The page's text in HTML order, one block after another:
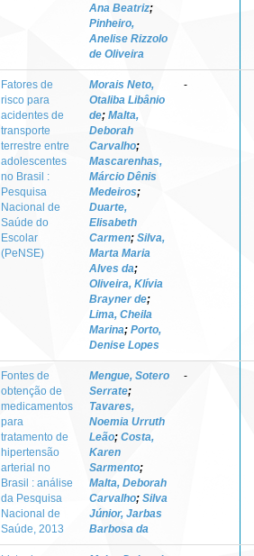
Ana Beatriz;
Pinheiro,
Anelise Rizzolo
de Oliveira
Fatores de
risco para
acidentes de
transporte
terrestre entre
adolescentes
no Brasil :
Pesquisa
Nacional de
Saúde do
Escolar
(PeNSE)
Morais Neto,
Otaliba Libânio
de; Malta,
Deborah
Carvalho;
Mascarenhas,
Márcio Dênis
Medeiros;
Duarte,
Elisabeth
Carmen; Silva,
Marta Maria
Alves da;
Oliveira, Klívia
Brayner de;
Lima, Cheila
Marina; Porto,
Denise Lopes
-
Fontes de
obtenção de
medicamentos
para
tratamento de
hipertensão
arterial no
Brasil : análise
da Pesquisa
Nacional de
Saúde, 2013
Mengue, Sotero
Serrate;
Tavares,
Noemia Urruth
Leão; Costa,
Karen
Sarmento;
Malta, Deborah
Carvalho; Silva
Júnior, Jarbas
Barbosa da
-